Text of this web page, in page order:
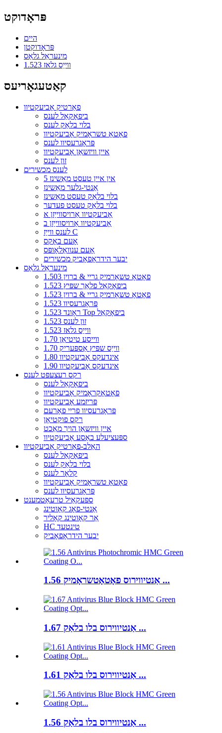
פּראָדוקט
היים
פּראָדוקטן
מינעראַל גלאַס
1.523 ווייַס גלאז
קאַטעגאָריעס
פאַרטיק אָביעקטיוו
ביפאָקאַל לענס
בלוי בלאַק לענס
פאָטאָ טשראָמיק אָביעקטיוו
פּראָגרעסיוו לענס
איין וויזשאַן אָביעקטיוו
זון לענס
לענס מכשירים
5 אין איין טעסט מאַשינז
אַנטי-גלער מאַשינז
בלוי בלאַק טעסט מאַשינז
בלוי בלאַק טעסט פעדער
אָביעקטיוו אַרויסווייַזן א
אָביעקטיוו אַרויסווייַזן ב
לענס ווייַז C
אָעם באָקס
אָעם ענוואַלאָופּס
יבער הידראָפאָביק מכשירים
מינעראַל גלאַס
1.503 פאָטאָ טשאָרמיק גריי & ברוין
1.523 ביפאָקאַל פלאַך שפּיץ
1.523 פאָטאָ טשאָרמיק גריי & ברוין
1.523 פּראָגרעסיוו
1.523 ראָונד Top ביפאָקאַל
1.523 זון לענס
1.523 ווייַס גלאז
1.70 ווייסע טיטיאַן
1.70 ווייַס שפּיץ אַספּעריק
1.80 אינדעקס אָביעקטיוו
1.90 אינדעקס אָביעקטיוו
רקס רעצעפּט לענס
ביפאָקאַל לענס
פאָטאָקראָמיק אָביעקטיוו
פּריזמע אָביעקטיוו
פּראָגרעסיוו פריי פאָרעם
רקס פוקטיאָן
איין וויזשאַן הויך מאַכט
ספּעציעלע באַסע אָביעקטיוו
האַלב-פאַרטיק אָביעקטיוו
ביפאָקאַל לענס
בלוי בלאַק לענס
קלאָר לענס
פאָטאָ טשראָמיק אָביעקטיוו
פּראָגרעסיוו לענס
ספּעקאַיל טרעאַטמענט
אַנטי-פאָג קאָוטינג
אַר קאָוטינג קאָליר
HC טינטעד
יבער הידראָפאָביק
1.56 אַנטיווירוס פאָטאָטשראָמיק ...
1.67 אַנטיווירוס בלו בלאַק ...
1.61 אַנטיווירוס בלו בלאַק ...
1.56 אַנטיווירוס בלו בלאַק ...